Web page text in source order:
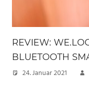
REVIEW:
BLUETOOTH
24. Januar 2021